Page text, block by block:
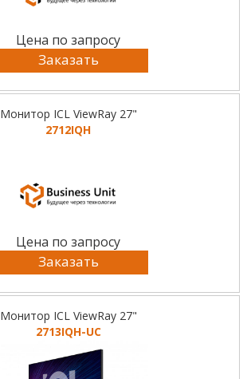
Цена по запросу
Заказать
Монитор ICL ViewRay 27"
2712IQH
Цена по запросу
Заказать
Монитор ICL ViewRay 27"
2713IQH-UC